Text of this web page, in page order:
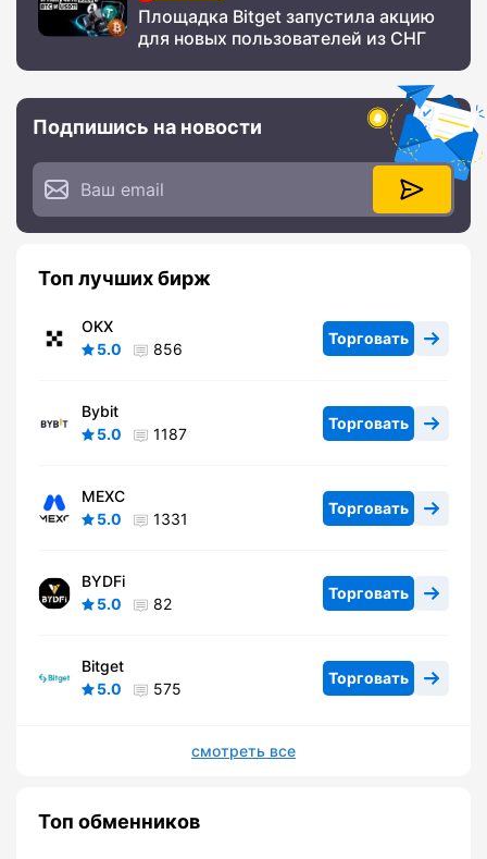
Площадка Bitget запустила акцию
для новых пользователей из СНГ
Подпишись на новости
Топ лучших бирж
OKX
5.0
856
Торговать
Bybit
5.0
1187
Торговать
MEXC
5.0
1331
Торговать
BYDFi
5.0
82
Торговать
Bitget
5.0
575
Торговать
смотреть все
Топ обменников